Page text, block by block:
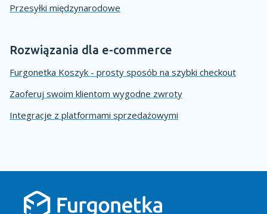
Przesyłki międzynarodowe
Rozwiązania dla e-commerce
Furgonetka Koszyk - prosty sposób na szybki checkout
Zaoferuj swoim klientom wygodne zwroty
Integracje z platformami sprzedażowymi